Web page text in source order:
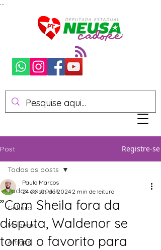
Post Registre-se
Todos os posts
Cultura
Mulheres
Artigos
Todos os posts
”Com Sheila fora da
disputa, Waldenor se
torna o favorito para
Paulo Marcos
24 de set. de 2024 2 min de leitura